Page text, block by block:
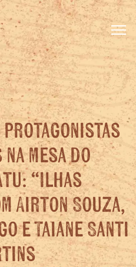
protagonistas
mesa do
“Ilhas
Airton Souza,
e Taiane Santi